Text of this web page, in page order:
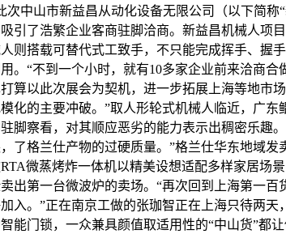
中山市新益昌从动化设备无限公司（以下简
引了浩繁企业客商驻脚洽商。新益昌机械人
则搭载可替代式工致手，不只能完成挥手、握
。“不到一个小时，就有10多家企业前来洽商
算以此次展会为契机，进一步拓展上海等地市
化的主要冲破。”取人形轮式机械人临近，广
脚察看，对其顺应恶劣的能力表示出稠密乐趣
格兰仕产物的过硬质量。”格兰仕华东地域发
微蒸烤炸一体机以精美设想适配多样家居场
出第一台微波炉的卖场。“再次回到上海第一
。”正在南京工做的张珈智正在上海只待两
能门锁，一众兼具颜值取适用性的“中山货”都